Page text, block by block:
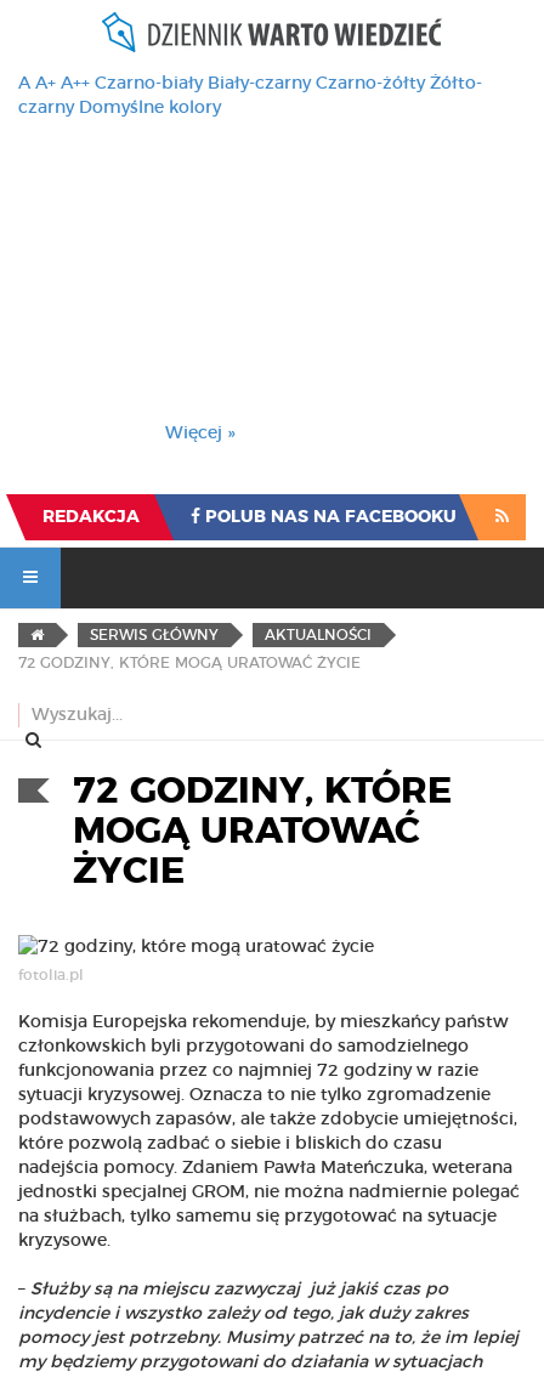
A A+ A++ Czarno-biały Biały-czarny Czarno-żółty Żółto-
czarny Domyślne kolory
Więcej »
REDAKCJA POLUB NAS NA FACEBOOKU
SERWIS GŁÓWNY
AKTUALNOŚCI
72 GODZINY, KTÓRE MOGĄ URATOWAĆ ŻYCIE
72 GODZINY, KTÓRE
MOGĄ URATOWAĆ
ŻYCIE
fotolia.pl
Komisja Europejska rekomenduje, by mieszkańcy państw
członkowskich byli przygotowani do samodzielnego
funkcjonowania przez co najmniej 72 godziny w razie
sytuacji kryzysowej. Oznacza to nie tylko zgromadzenie
podstawowych zapasów, ale także zdobycie umiejętności,
które pozwolą zadbać o siebie i bliskich do czasu
nadejścia pomocy. Zdaniem Pawła Mateńczuka, weterana
jednostki specjalnej GROM, nie można nadmiernie polegać
na służbach, tylko samemu się przygotować na sytuacje
kryzysowe.
– Służby są na miejscu zazwyczaj już jakiś czas po
incydencie i wszystko zależy od tego, jak duży zakres
pomocy jest potrzebny. Musimy patrzeć na to, że im lepiej
my będziemy przygotowani do działania w sytuacjach